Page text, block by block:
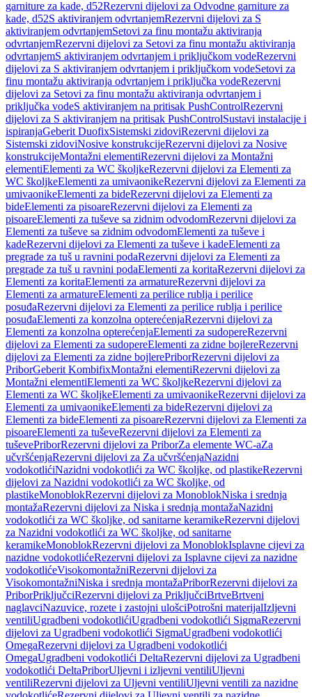
garniture za kade, d52Rezervni dijelovi za Odvodne garniture za
kade, d52S aktiviranjem odvrtanjemRezervni dijelovi za S
aktiviranjem odvrtanjemSetovi za finu montažu aktiviranja
odvrtanjemRezervni dijelovi za Setovi za finu montažu aktiviranja
odvrtanjemS aktiviranjem odvrtanjem i priključkom vodeRezervni
dijelovi za S aktiviranjem odvrtanjem i priključkom vodeSetovi za
finu montažu aktiviranja odvrtanjem i priključka vodeRezervni
dijelovi za Setovi za finu montažu aktiviranja odvrtanjem i
priključka vodeS aktiviranjem na pritisak PushControlRezervni
dijelovi za S aktiviranjem na pritisak PushControlSustavi instalacije i
ispiranjaGeberit DuofixSistemski zidoviRezervni dijelovi za
Sistemski zidoviNosive konstrukcijeRezervni dijelovi za Nosive
konstrukcijeMontažni elementiRezervni dijelovi za Montažni
elementiElementi za WC školjkeRezervni dijelovi za Elementi za
WC školjkeElementi za umivaonikeRezervni dijelovi za Elementi za
umivaonikeElementi za bideRezervni dijelovi za Elementi za
bideElementi za pisoareRezervni dijelovi za Elementi za
pisoareElementi za tuševe sa zidnim odvodomRezervni dijelovi za
Elementi za tuševe sa zidnim odvodomElementi za tuševe i
kadeRezervni dijelovi za Elementi za tuševe i kadeElementi za
pregrade za tuš u ravnini podaRezervni dijelovi za Elementi za
pregrade za tuš u ravnini podaElementi za koritaRezervni dijelovi za
Elementi za koritaElementi za armatureRezervni dijelovi za
Elementi za armatureElementi za perilice rublja i perilice
posuđaRezervni dijelovi za Elementi za perilice rublja i perilice
posuđaElementi za konzolna opterećenjaRezervni dijelovi za
Elementi za konzolna opterećenjaElementi za sudopereRezervni
dijelovi za Elementi za sudopereElementi za zidne bojlereRezervni
dijelovi za Elementi za zidne bojlerePriborRezervni dijelovi za
PriborGeberit KombifixMontažni elementiRezervni dijelovi za
Montažni elementiElementi za WC školjkeRezervni dijelovi za
Elementi za WC školjkeElementi za umivaonikeRezervni dijelovi za
Elementi za umivaonikeElementi za bideRezervni dijelovi za
Elementi za bideElementi za pisoareRezervni dijelovi za Elementi za
pisoareElementi za tuševeRezervni dijelovi za Elementi za
tuševePriborRezervni dijelovi za PriborZa elemente WC-aZa
učvršćenjaRezervni dijelovi za Za učvršćenjaNazidni
vodokotlićiNazidni vodokotlići za WC školjke, od plastikeRezervni
dijelovi za Nazidni vodokotlići za WC školjke, od
plastikeMonoblokRezervni dijelovi za MonoblokNiska i srednja
montažaRezervni dijelovi za Niska i srednja montažaNazidni
vodokotlići za WC školjke, od sanitarne keramikeRezervni dijelovi
za Nazidni vodokotlići za WC školjke, od sanitarne
keramikeMonoblokRezervni dijelovi za MonoblokIsplavne cijevi za
nazidne vodokotlićeRezervni dijelovi za Isplavne cijevi za nazidne
vodokotlićeVisokomontažniRezervni dijelovi za
VisokomontažniNiska i srednja montažaPriborRezervni dijelovi za
PriborPriključciRezervni dijelovi za PriključciBrtveBrtveni
naglavciNazuvice, rozete i zastojni ulošciPotrošni materijalIzljevni
ventiliUgradbeni vodokotlićiUgradbeni vodokotlići SigmaRezervni
dijelovi za Ugradbeni vodokotlići SigmaUgradbeni vodokotlići
OmegaRezervni dijelovi za Ugradbeni vodokotlići
OmegaUgradbeni vodokotlići DeltaRezervni dijelovi za Ugradbeni
vodokotlići DeltaPriborUljevni i izljevni ventiliUljevni
ventiliRezervni dijelovi za Uljevni ventiliUljevni ventili za nazidne